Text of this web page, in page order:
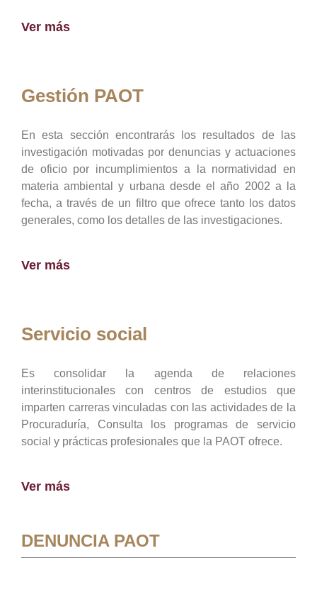
Ver más
Gestión PAOT
En esta sección encontrarás los resultados de las
investigación motivadas por denuncias y actuaciones
de oficio por incumplimientos a la normatividad en
materia ambiental y urbana desde el año 2002 a la
fecha, a través de un filtro que ofrece tanto los datos
generales, como los detalles de las investigaciones.
Ver más
Servicio social
Es consolidar la agenda de relaciones
interinstitucionales con centros de estudios que
imparten carreras vinculadas con las actividades de la
Procuraduría, Consulta los programas de servicio
social y prácticas profesionales que la PAOT ofrece.
Ver más
DENUNCIA PAOT